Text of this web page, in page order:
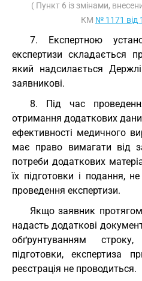
( Пункт 6 із змінами,
КМ № 1171 від
7. Експертною
експертизи складається
який надсилається
заявникові.
8. Під час
отримання додаткових
ефективності медичного
має право вимагати від
потреби додаткових
їх підготовки і подання,
проведення експертизи.
Якщо заявник
надасть додаткові
обґрунтуванням
підготовки, експертиза
реєстрація не проводиться.